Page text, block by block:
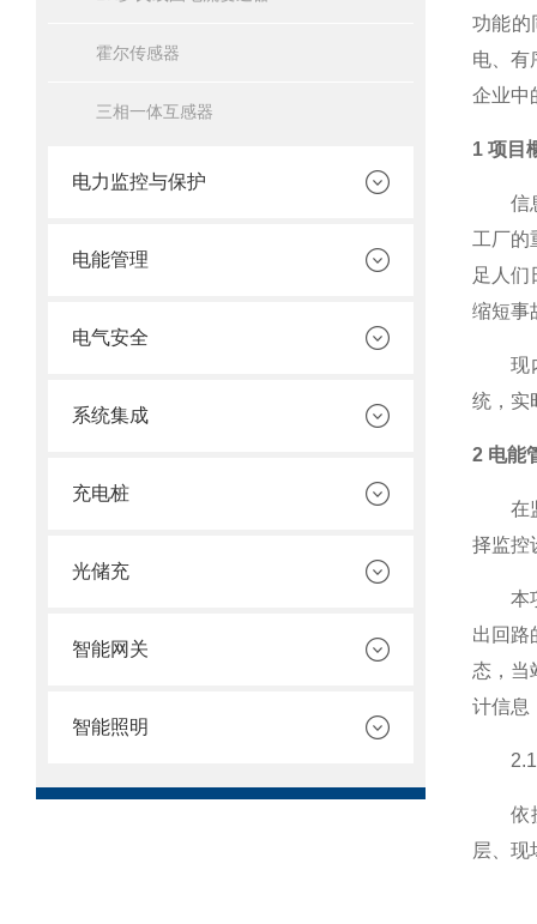
霍尔传感器
三相一体互感器
电力监控与保护
电能管理
电气安全
系统集成
充电桩
光储充
智能网关
智能照明
功能的
电、有
企业中
1 项目
信息
工厂的
足人们
缩短事
现内
统，实
2 电能
在监
择监控
本项
出回路
态，当
计信息
2.1
依据
层、现